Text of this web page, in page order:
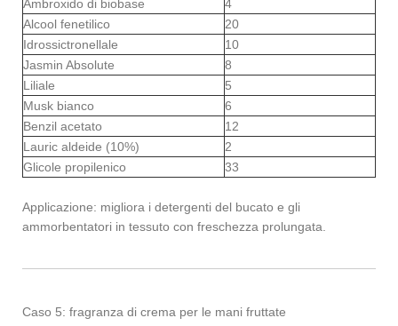
Ambroxido di biobase
4
Alcool fenetilico
20
Idrossictronellale
10
Jasmin Absolute
8
Liliale
5
Musk bianco
6
Benzil acetato
12
Lauric aldeide (10%)
2
Glicole propilenico
33
Applicazione: migliora i detergenti del bucato e gli
ammorbentatori in tessuto con freschezza prolungata.
Caso 5: fragranza di crema per le mani fruttate